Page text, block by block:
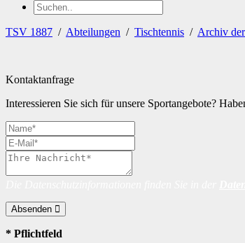
TSV 1887 / Abteilungen / Tischtennis / Archiv
Kontaktanfrage
Interessieren Sie sich für unsere Sportangebote?
Absenden
* Pflichtfeld